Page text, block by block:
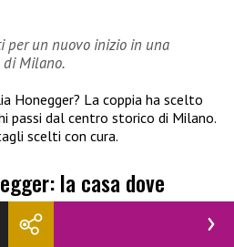
per un nuovo inizio in una
di Milano.
Honegger? La coppia ha scelto
passi dal centro storico di Milano.
scelti con cura.
la casa dove